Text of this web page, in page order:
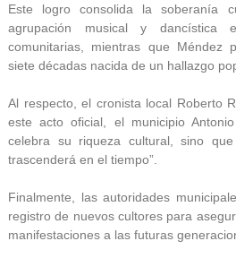
Este logro consolida la soberanía
agrupación musical y dancística
comunitarias, mientras que Méndez
siete décadas nacida de un hallazgo
Al respecto, el cronista local Roberto
este acto oficial, el municipio
celebra su riqueza cultural, sino
trascenderá en el tiempo”.
Finalmente, las autoridades
registro de nuevos cultores para
manifestaciones a las futuras